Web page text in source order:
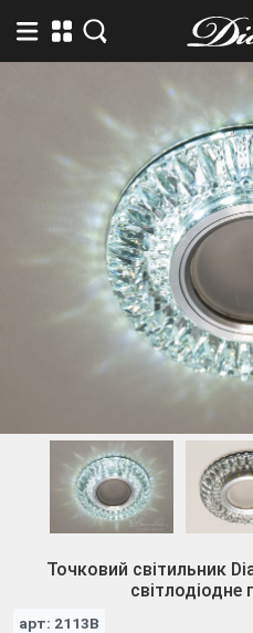
Точковий світильник
світлодіодне
арт: 2113B